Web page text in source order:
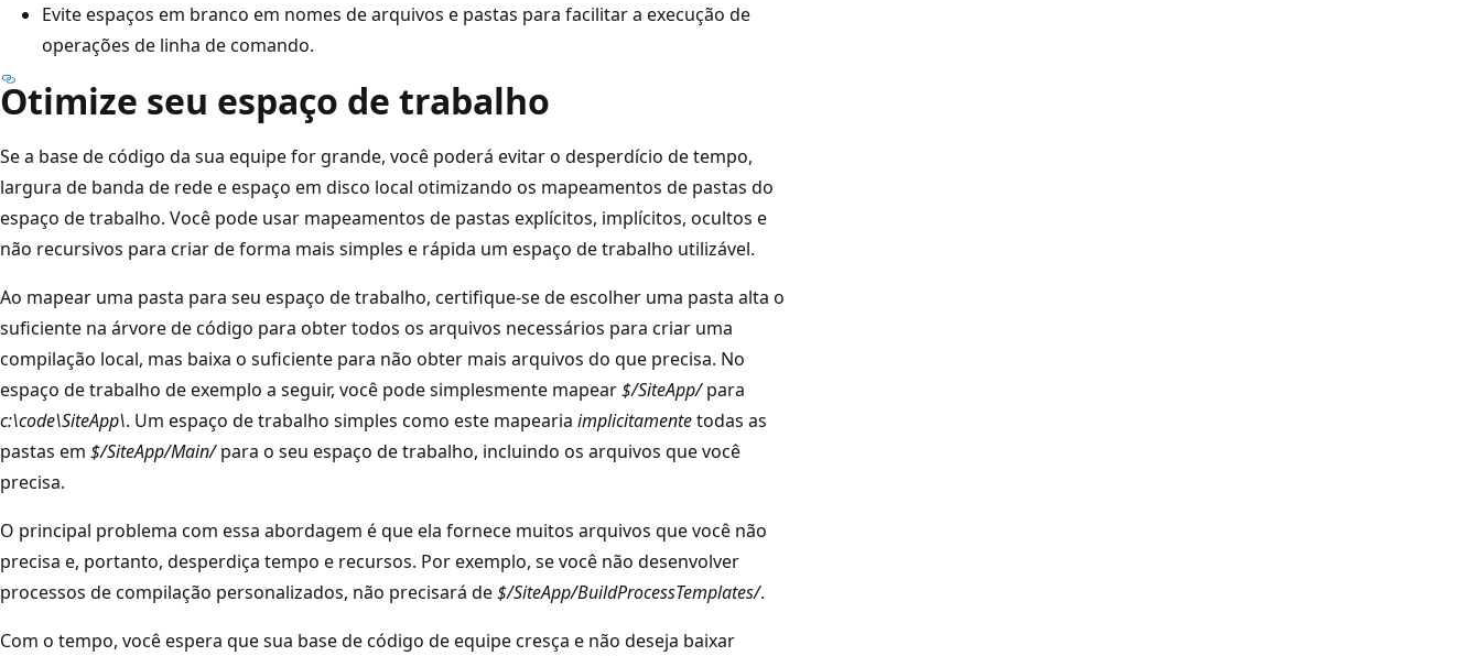
Evite espaços em branco em nomes de arquivos e pastas para facilitar a execução de
operações de linha de comando.
Otimize seu espaço de trabalho
Se a base de código da sua equipe for grande, você poderá evitar o desperdício de tempo,
largura de banda de rede e espaço em disco local otimizando os mapeamentos de pastas do
espaço de trabalho. Você pode usar mapeamentos de pastas explícitos, implícitos, ocultos e
não recursivos para criar de forma mais simples e rápida um espaço de trabalho utilizável.
Ao mapear uma pasta para seu espaço de trabalho, certifique-se de escolher uma pasta alta o
suficiente na árvore de código para obter todos os arquivos necessários para criar uma
compilação local, mas baixa o suficiente para não obter mais arquivos do que precisa. No
espaço de trabalho de exemplo a seguir, você pode simplesmente mapear$/SiteApp/para
c:\code\SiteApp\. Um espaço de trabalho simples como este mapearia implicitamentetodas as
pastas em $/SiteApp/Main/para o seu espaço de trabalho, incluindo os arquivos que você
precisa.
O principal problema com essa abordagem é que ela fornece muitos arquivos que você não
precisa e, portanto, desperdiça tempo e recursos. Por exemplo, se você não desenvolver
processos de compilação personalizados, não precisará de$/SiteApp/BuildProcessTemplates/.
Com o tempo, você espera que sua base de código de equipe cresça e não deseja baixar